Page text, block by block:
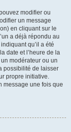
modifier ou
un message
en cliquant sur le
a déjà répondu au
qu’il a été
date et l’heure de la
modérateur ou un
possibilité de laisser
propre initiative.
message une fois que